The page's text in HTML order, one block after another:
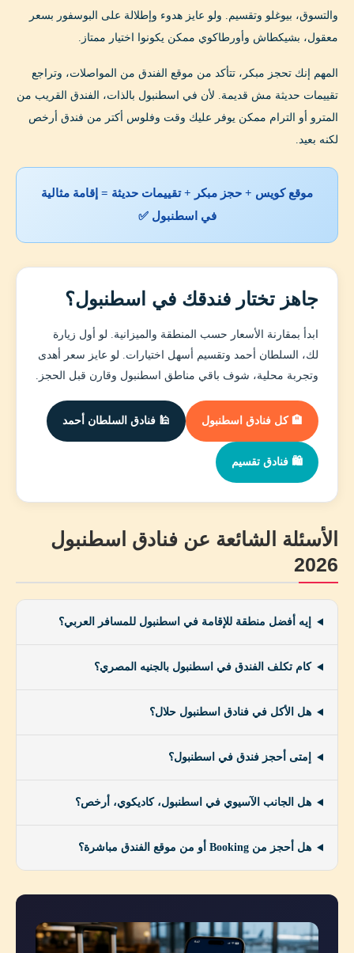
والتسوق، بيوغلو وتقسيم. ولو عايز هدوء وإطلالة على البوسفور بسعر
معقول، بشيكطاش وأورطاكوي ممكن يكونوا اختيار ممتاز.
المهم إنك تحجز مبكر، تتأكد من موقع الفندق من المواصلات، وتراجع
تقييمات حديثة مش قديمة. لأن في اسطنبول بالذات، الفندق القريب من
المترو أو الترام ممكن يوفر عليك وقت وفلوس أكتر من فندق أرخص
لكنه بعيد.
موقع كويس + حجز مبكر + تقييمات حديثة = إقامة مثالية
في اسطنبول ✅
جاهز تختار فندقك في اسطنبول؟
ابدأ بمقارنة الأسعار حسب المنطقة والميزانية. لو أول زيارة
لك، السلطان أحمد وتقسيم أسهل اختيارات. لو عايز سعر أهدى
وتجربة محلية، شوف باقي مناطق اسطنبول وقارن قبل الحجز.
🏨 كل فنادق اسطنبول 🕌 فنادق السلطان أحمد
🛍️ فنادق تقسيم
الأسئلة الشائعة عن فنادق اسطنبول
2026
إيه أفضل منطقة للإقامة في اسطنبول للمسافر العربي؟
كام تكلف الفندق في اسطنبول بالجنيه المصري؟
هل الأكل في فنادق اسطنبول حلال؟
إمتى أحجز فندق في اسطنبول؟
هل الجانب الآسيوي في اسطنبول، كاديكوي، أرخص؟
هل أحجز من Booking أو من موقع الفندق مباشرة؟